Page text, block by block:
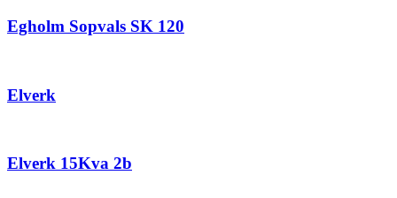
Egholm Sopvals SK 120
Elverk
Elverk 15Kva 2b